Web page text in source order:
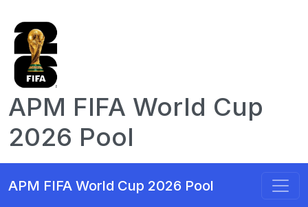
APM FIFA World Cup
2026 Pool
APM FIFA World Cup 2026 Pool